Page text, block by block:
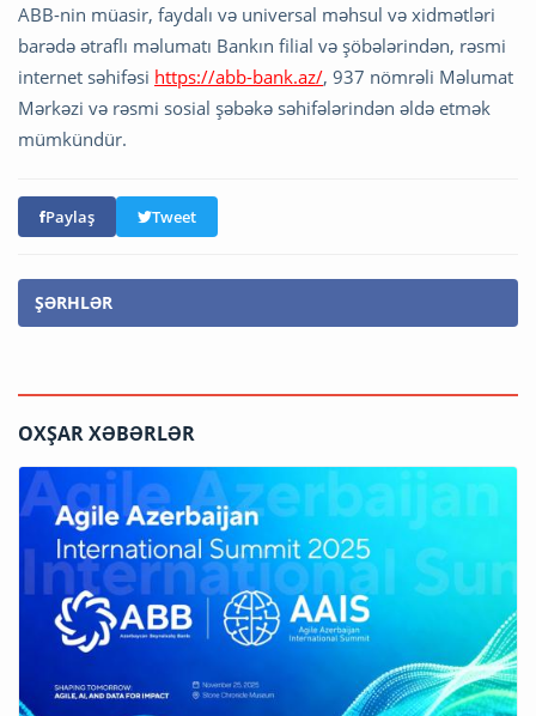
ABB-nin müasir, faydalı və universal məhsul və xidmətləri
barədə ətraflı məlumatı Bankın filial və şöbələrindən, rəsmi
internet səhifəsi https://abb-bank.az/, 937 nömrəli Məlumat
Mərkəzi və rəsmi sosial şəbəkə səhifələrindən əldə etmək
mümkündür.
Paylaş Tweet
ŞƏRHLƏR
OXŞAR XƏBƏRLƏR